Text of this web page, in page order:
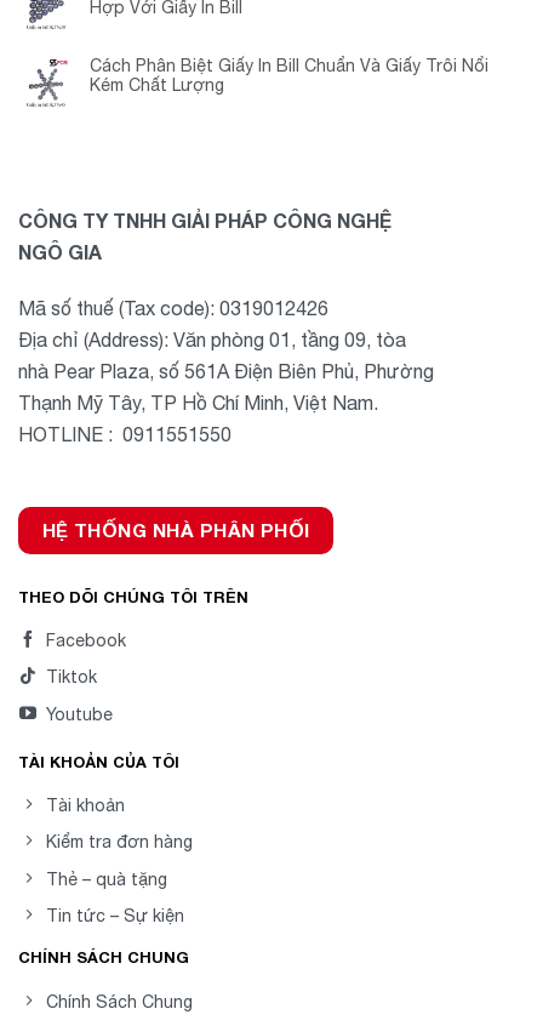
Hợp Với Giấy In Bill
Cách Phân Biệt Giấy In Bill Chuẩn Và Giấy Trôi Nổi
Kém Chất Lượng
CÔNG TY TNHH GIẢI PHÁP CÔNG NGHỆ
NGÔ GIA
Mã số thuế (Tax code): 0319012426
Địa chỉ (Address): Văn phòng 01, tầng 09, tòa
nhà Pear Plaza, số 561A Điện Biên Phủ, Phường
Thạnh Mỹ Tây, TP Hồ Chí Minh, Việt Nam.
HOTLINE : 0911551550
HỆ THỐNG NHÀ PHÂN PHỐI
THEO DÕI CHÚNG TÔI TRÊN
Facebook
Tiktok
Youtube
TÀI KHOẢN CỦA TÔI
Tài khoản
Kiểm tra đơn hàng
Thẻ – quà tặng
Tin tức – Sự kiện
CHÍNH SÁCH CHUNG
Chính Sách Chung